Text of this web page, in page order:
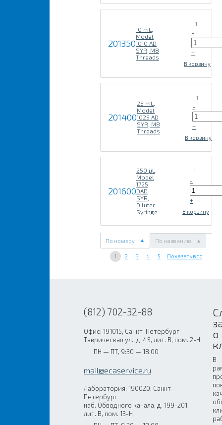
201350
10 mL,
Model
1010 AD
SYR, M8
Threads
1
-
+
В корзину
201400
25 mL,
Model
1025 AD
SYR, M8
Threads
1
-
+
В корзину
201600
250 µL,
Model
1725
DAD
SYR,
Diluter
Syringe
1
-
+
В корзину
По номеру По названию
1 2 3 4 5 Показать все
(812) 702-32-88
Офис: 191015, Санкт-Петербург
Таврическая ул., д. 45, лит. В, пом. 2-Н.
ПН — ПТ, 9:30 — 18:00
mail@ecaservice.ru
Лаборатория: 190020, Санкт-
Петербург
наб. Обводного канала, д. 199-201,
лит. В, пом. 13-Н
о
В